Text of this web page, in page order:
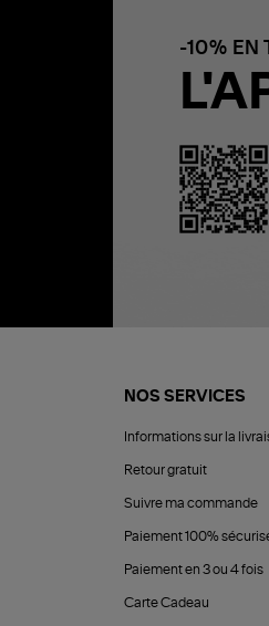
-10% EN
NOS SERVICES
Informations sur la
Retour gratuit
Suivre ma commande
Paiement 100%
Paiement en 3 ou 4 fois
Carte Cadeau